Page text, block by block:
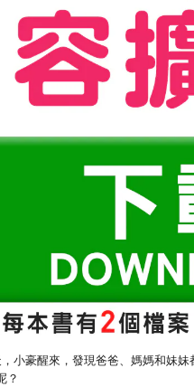
小豪醒來，發現爸爸、媽媽和妹
？